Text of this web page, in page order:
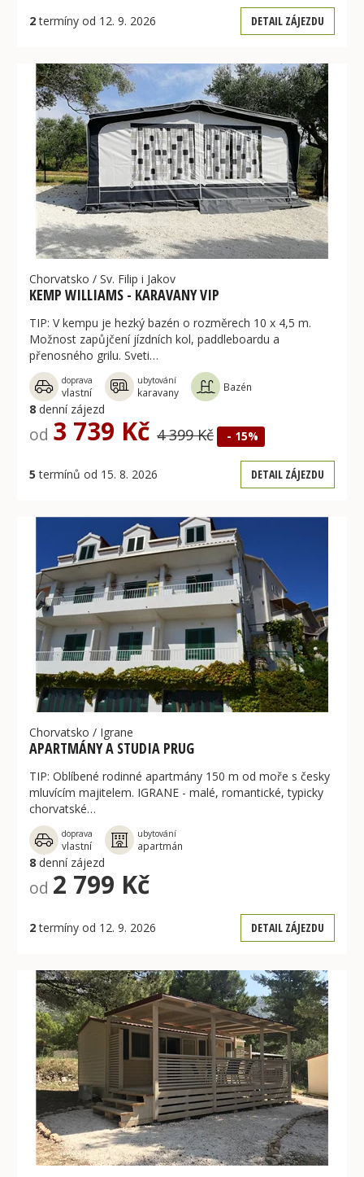
2termíny od 12. 9. 2026 DETAIL ZÁJEZDU
Chorvatsko / Sv. Filip i Jakov
KEMP WILLIAMS - KARAVANY VIP
TIP: V kempu je hezký bazén o rozměrech 10 x 4,5 m.
Možnost zapůjčení jízdních kol, paddleboardu a
přenosného grilu. Sveti…
doprava
vlastní
ubytování
karavany Bazén
8 denní zájezd
od 3 739 Kč 4 399 Kč - 15%
5 termínů od 15. 8. 2026 DETAIL ZÁJEZDU
Chorvatsko / Igrane
APARTMÁNY A STUDIA PRUG
TIP: Oblíbené rodinné apartmány 150 m od moře s česky
mluvícím majitelem. IGRANE - malé, romantické, typicky
chorvatské…
doprava
vlastní
ubytování
apartmán
8 denní zájezd
od 2 799 Kč
2termíny od 12. 9. 2026 DETAIL ZÁJEZDU